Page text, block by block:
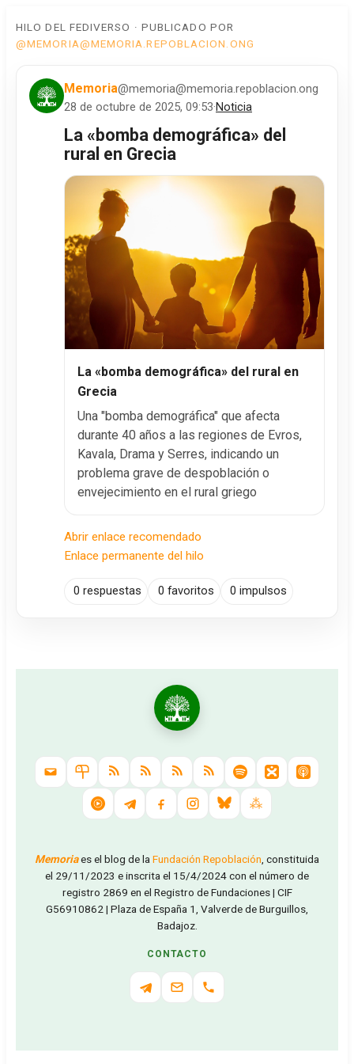
HILO DEL FEDIVERSO · PUBLICADO POR
@MEMORIA@MEMORIA.REPOBLACION.ONG
Memoria@memoria@memoria.repoblacion.ong
28 de octubre de 2025, 09:53·Noticia
La «bomba demográfica» del
rural en Grecia
La «bomba demográfica» del rural en
Grecia
Una "bomba demográfica" que afecta
durante 40 años a las regiones de Evros,
Kavala, Drama y Serres, indicando un
problema grave de despoblación o
envejecimiento en el rural griego
Abrir enlace recomendado
Enlace permanente del hilo
0 respuestas 0 favoritos 0 impulsos
Memoriaes el blog de laFundación Repoblación, constituida
el 29/11/2023 e inscrita el 15/4/2024 con el número de
registro 2869 en el Registro de Fundaciones | CIF
G56910862 | Plaza de España 1, Valverde de Burguillos,
Badajoz.
CONTACTO